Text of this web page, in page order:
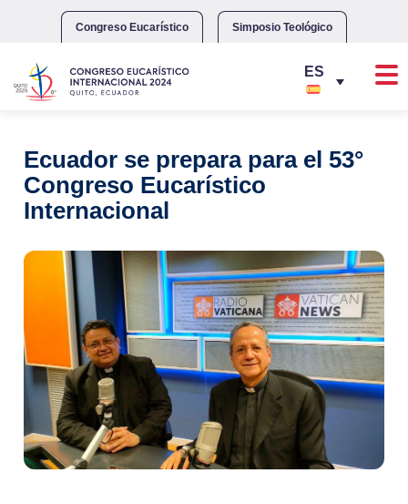
Congreso Eucarístico Simposio Teológico
Ecuador se prepara para el 53°
Congreso Eucarístico
Internacional